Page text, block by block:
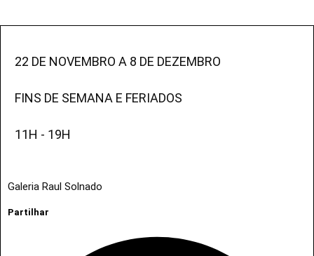
22 DE NOVEMBRO A 8 DE DEZEMBRO
FINS DE SEMANA E FERIADOS
11H - 19H
Galeria Raul Solnado
Partilhar